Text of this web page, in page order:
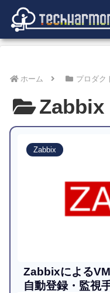
ホーム プロダク
Zabbix
Zabbix
Zabbixによる
自動登録・監視